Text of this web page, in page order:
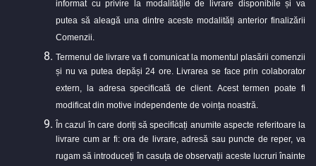
informat cu privire la modalitățile de livrare disponibile și va
putea să aleagă una dintre aceste modalități anterior finalizării
Comenzii.
Termenul de livrare va fi comunicat la momentul plasării comenzii
și nu va putea depăși 24 ore. Livrarea se face prin colaborator
extern, la adresa specificată de client. Acest termen poate fi
modificat din motive independente de voința noastră.
În cazul în care doriți să specificați anumite aspecte referitoare la
livrare cum ar fi: ora de livrare, adresă sau puncte de reper, va
rugam să introduceți în casuța de observații aceste lucruri înainte